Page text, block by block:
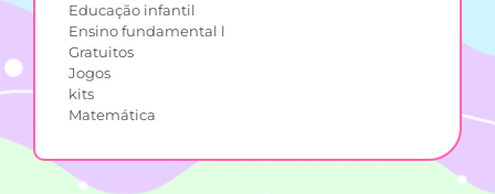
Educação infantil
Ensino fundamental l
Gratuitos
Jogos
kits
Matemática